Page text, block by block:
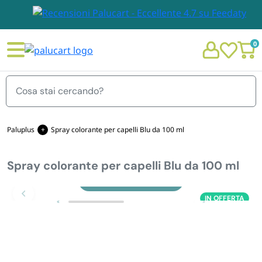
0
Menu
STOVIGLIE E TOVAGLIOLI
Paluplus Spray colorante per capelli Blu da 100 ml
Spray colorante per capelli Blu da 100 ml
IN OFFERTA
Zoom